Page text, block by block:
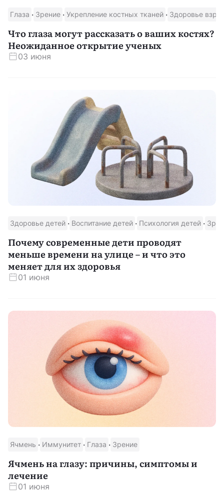
Глаза · Зрение · Укрепление костных тканей · Здоровье
Что глаза могут рассказать о ваших костях?
Неожиданное открытие ученых
03 июня
Здоровье детей · Воспитание детей · Психология детей ·
Почему современные дети проводят
меньше времени на улице – и что это
меняет для их здоровья
01 июня
Ячмень · Иммунитет · Глаза · Зрение
Ячмень на глазу: причины, симптомы и
лечение
01 июня
Скачать приложение